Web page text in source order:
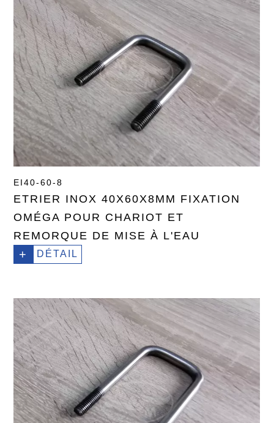
EI40-60-8
ETRIER INOX 40X60X8MM FIXATION
OMÉGA POUR CHARIOT ET
REMORQUE DE MISE À L'EAU
+ DÉTAIL